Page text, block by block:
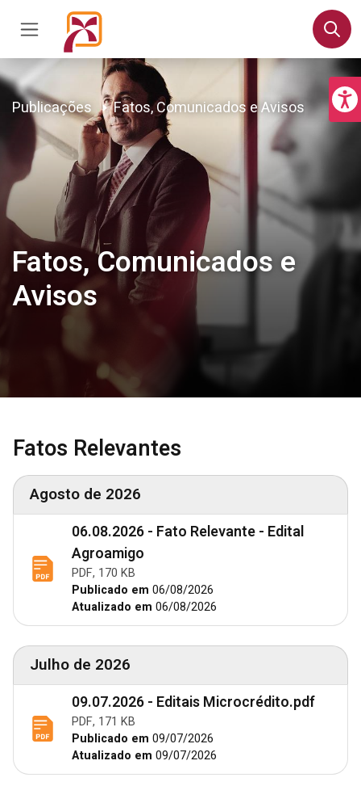
Publicações Fatos, Comunicados e Avisos
Fatos, Comunicados e
Avisos
Fatos Relevantes
Agosto de 2026
06.08.2026 - Fato Relevante - Edital
Agroamigo
PDF, 170 KB
Publicado em 06/08/2026
Atualizado em 06/08/2026
Julho de 2026
09.07.2026 - Editais Microcrédito.pdf
PDF, 171 KB
Publicado em 09/07/2026
Atualizado em 09/07/2026